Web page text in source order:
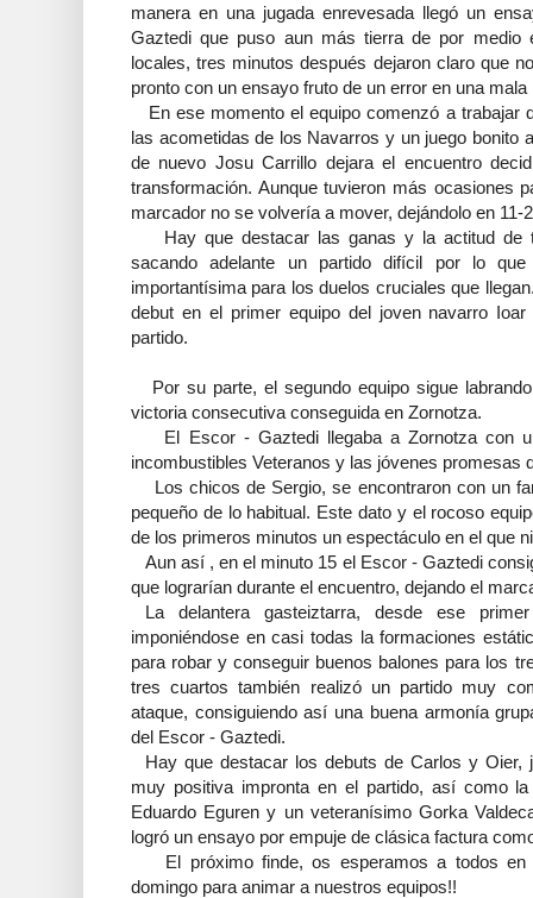
manera en una jugada enrevesada llegó un
Gaztedi que puso aun más tierra de por medio
locales, tres minutos después dejaron claro que
pronto con un ensayo fruto de un error en una
En ese momento el equipo comenzó a trabajar
las acometidas de los Navarros y un juego bonito
de nuevo Josu Carrillo dejara el encuentro
transformación. Aunque tuvieron más ocasiones
marcador no se volvería a mover, dejándolo en 11-
Hay que destacar las ganas y la actitud de
sacando adelante un partido difícil por lo
importantísima para los duelos cruciales que
debut en el primer equipo del joven navarro
partido.
Por su parte, el segundo equipo sigue
victoria consecutiva conseguida en Zornotza.
El Escor - Gaztedi llegaba a Zornotza con
incombustibles Veteranos y las jóvenes promesas
Los chicos de Sergio, se encontraron con un
pequeño de lo habitual. Este dato y el rocoso
de los primeros minutos un espectáculo en el que
Aun así , en el minuto 15 el Escor - Gaztedi
que lograrían durante el encuentro, dejando el
La delantera gasteiztarra, desde ese
imponiéndose en casi todas la formaciones
para robar y conseguir buenos balones para los
tres cuartos también realizó un partido muy
ataque, consiguiendo así una buena armonía
del Escor - Gaztedi.
Hay que destacar los debuts de Carlos y Oier,
muy positiva impronta en el partido, así como
Eduardo Eguren y un veteranísimo Gorka
logró un ensayo por empuje de clásica factura
El próximo finde, os esperamos a todos en
domingo para animar a nuestros equipos!!